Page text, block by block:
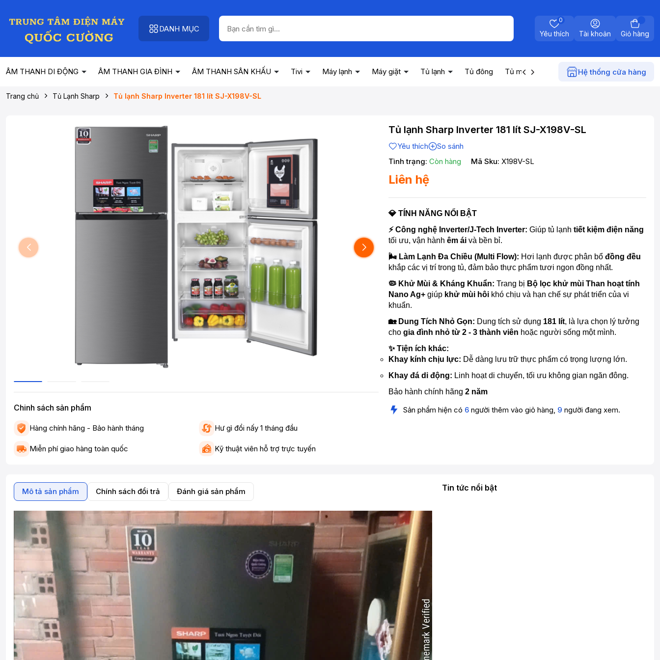
DANH MỤC
Yêu thích
0
Tài khoản Giỏ hàng
ÂM THANH DI ĐỘNG ÂM THANH GIA ĐÌNH ÂM THANH SÂN KHẤU Tivi Máy lạnh Máy giặt Tủ lạnh Tủ đông Tủ mát Máy nước nóng Điện gia
Hệ thống cửa hàng
Trang chủ Tủ Lạnh Sharp Tủ lạnh Sharp Inverter 181 lít SJ-X198V-SL
Chinh sách sản phẩm
Hàng chính hãng - Bảo hành tháng Hư gì đổi nấy 1 tháng đầu
Miễn phí giao hàng toàn quốc Kỹ thuật viên hỗ trợ trực tuyến
Tủ lạnh Sharp Inverter 181 lít SJ-X198V-SL
Yêu thích
So sánh
Tình trạng: Còn hàng Mã Sku: X198V-SL
Liên hệ
💎 TÍNH NĂNG NỔI BẬT
⚡Công nghệ Inverter/J-Tech Inverter: Giúp tủ lạnh tiết kiệm điện năng
tối ưu, vận hành êm ái và bền bỉ.
🌬️ Làm Lạnh Đa Chiều (Multi Flow): Hơi lạnh được phân bổ đồng đều
khắp các vị trí trong tủ, đảm bảo thực phẩm tươi ngon đồng nhất.
🦠 Khử Mùi & Kháng Khuẩn: Trang bị Bộ lọc khử mùi Than hoạt tính
Nano Ag+ giúp khử mùi hôi khó chịu và hạn chế sự phát triển của vi
khuẩn.
🏡Dung Tích Nhỏ Gọn: Dung tích sử dụng 181 lít, là lựa chọn lý tưởng
cho gia đình nhỏ từ 2 - 3 thành viên hoặc người sống một mình.
✨Tiện ích khác:
Khay kính chịu lực: Dễ dàng lưu trữ thực phẩm có trọng lượng lớn.
Khay đá di động: Linh hoạt di chuyển, tối ưu không gian ngăn đông.
Bảo hành chính hãng 2 năm
Sản phẩm hiện có 6 người thêm vào giỏ hàng, 9 người đang xem.
Mô tả sản phẩm Chính sách đổi trả Đánh giá sản phẩm Tin tức nổi bật